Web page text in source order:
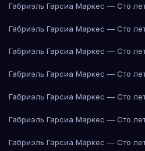
Габриэль Гарсиа Маркес — Сто
Габриэль Гарсиа Маркес — Сто
Габриэль Гарсиа Маркес — Сто
Габриэль Гарсиа Маркес — Сто
Габриэль Гарсиа Маркес — Сто
Габриэль Гарсиа Маркес — Сто
Габриэль Гарсиа Маркес — Сто